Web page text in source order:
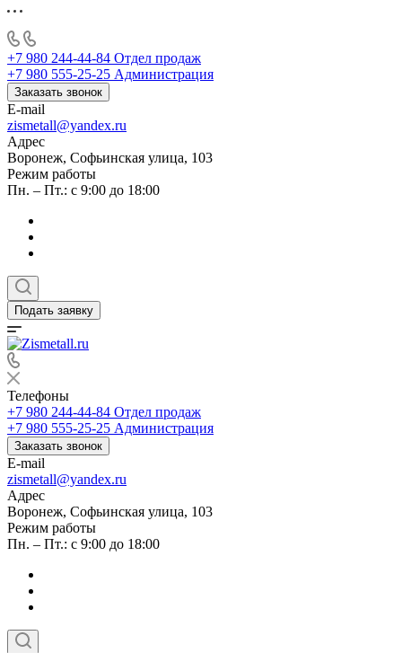
+7 980 244-44-84 Отдел продаж
+7 980 555-25-25 Администрация
Заказать звонок
E-mail
zismetall@yandex.ru
Адрес
Воронеж, Софьинская улица, 103
Режим работы
Пн. – Пт.: с 9:00 до 18:00
Подать заявку
Телефоны
+7 980 244-44-84 Отдел продаж
+7 980 555-25-25 Администрация
Заказать звонок
E-mail
zismetall@yandex.ru
Адрес
Воронеж, Софьинская улица, 103
Режим работы
Пн. – Пт.: с 9:00 до 18:00